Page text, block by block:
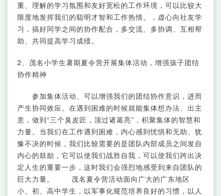
重、理解的学习氛围和友好宽松的工作环境，可以比较大
限度地发挥我们的聪明才智和工作热情。，虚心向社友学
习，搞好同学之间的协作配合，多交流、多协调、互相帮
助、共同提高学习成绩。
2、茂名小学生暑期夏令营开展集体活动，增强孩子团结
协作精神
参加集体活动、可以增强我们的团结协作意识，进而
产生协同效应。在遇到困难的时候就能集体想办法、出主
意，做到“三个臭皮匠，顶过诸葛亮”，积聚集体的智慧和
力量。当我们在工作遇到困难，内心感到忧惧和无助、犹
豫不决的时候，我们比较需要的是团队内部成员之间发自
内心的鼓励，它可以使我们战胜自我，可以使我们跨出决
定人生的重要一步，这时我们会强烈地感受到来自团队的
巨大力量。 茂名夏令营活动面向广大的广东地区
小、初、高中学生，以军事化规范培养良好的习惯，以人